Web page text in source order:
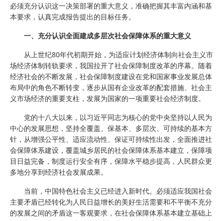
必须充分认识这一决策部署的重大意义，准确把握其丰富内涵和基
本要求，认真完成报告提出的目标任务。
一、充分认识全面建成多层次社会保障体系的重大意义
从上世纪80年代初期开始，为适应计划经济体制向社会主义市
场经济体制转轨要求，我国拉开了社会保障制度改革的序幕。随着
经济社会的不断发展，社会保障制度建设在党和国家事业发展总体
布局中的角色不断转变，逐步从国有企业改革的配套措施、社会主
义市场经济的重要支柱，发展为国家的一项重要社会经济制度。
党的十八大以来，以习近平同志为核心的党中央坚持以人民为
中心的发展思想，坚持全覆盖、保基本、多层次、可持续的基本方
针，从增强公平性、适应流动性、保证可持续性出发，全面推进社
会保障体系建设，覆盖城乡居民的社会保障体系基本建立，保障项
目日益完备，制度运行安全有序，保障水平稳步提高，人民群众更
多地分享到经济社会发展成果。
当前，中国特色社会主义已经进入新时代。必须适应我国社会
主要矛盾已经转化为人民日益增长的美好生活需要和不平衡不充分
的发展之间的矛盾这一客观要求，在社会保障体系基本建立基础上